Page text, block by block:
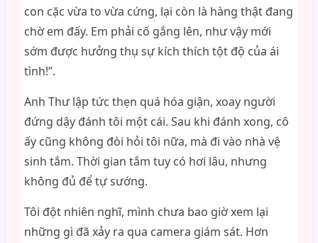
con cặc vừa to vừa cứng, lại còn là hàng thật đang
chờ em đấy. Em phải cố gắng lên, như vậy mới
sớm được hưởng thụ sự kích thích tột độ của ái
tình!”.
Anh Thư lập tức thẹn quá hóa giận, xoay người
đứng dậy đánh tôi một cái. Sau khi đánh xong, cô
ấy cũng không đòi hỏi tôi nữa, mà đi vào nhà vệ
sinh tắm. Thời gian tắm tuy có hơi lâu, nhưng
không đủ để tự sướng.
Tôi đột nhiên nghĩ, mình chưa bao giờ xem lại
những gì đã xảy ra qua camera giám sát. Hơn